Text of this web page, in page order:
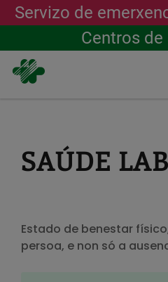
Servizo de
Centros
SAÚDE
Estado de benestar
persoa, e non só a